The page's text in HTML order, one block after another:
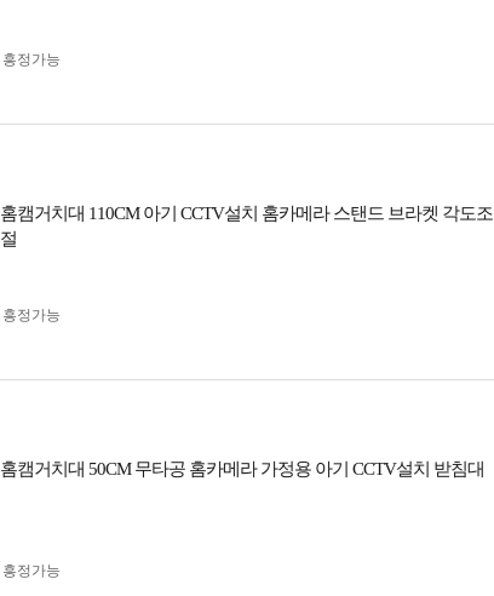
흥정가능
홈캠거치대 110CM 아기 CCTV설치 홈카메라 스탠드 브라켓 각도조
절
흥정가능
홈캠거치대 50CM 무타공 홈카메라 가정용 아기 CCTV설치 받침대
흥정가능